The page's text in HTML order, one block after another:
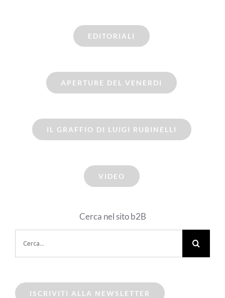
EDITORIALI
APERTURE DEL VENERDI
IL GRAFFIO DI LUIGI RUBINELLI
VIDEO
Cerca nel sito b2B
per:
ISCRIVITI ALLA NEWSLETTER